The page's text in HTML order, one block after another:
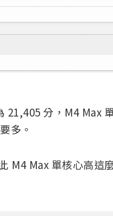
21,405 分，M4 Max
多。
M4 Max 單核心高這